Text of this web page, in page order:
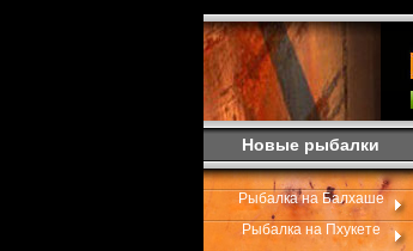
Новые рыбалки
Рыбалка на Балхаше
Рыбалка на Пхукете